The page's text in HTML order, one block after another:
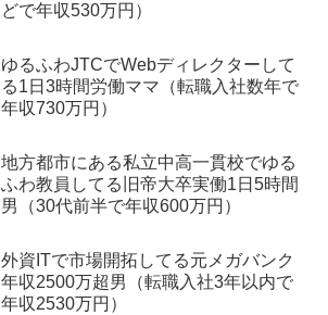
どで年収530万円）
ゆるふわJTCでWebディレクターして
る1日3時間労働ママ（転職入社数年で
年収730万円）
地方都市にある私立中高一貫校でゆる
ふわ教員してる旧帝大卒実働1日5時間
男（30代前半で年収600万円）
外資ITで市場開拓してる元メガバンク
年収2500万超男（転職入社3年以内で
年収2530万円）